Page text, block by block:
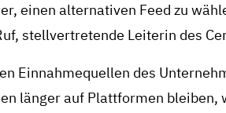
einen alternativen Feed zu
stellvertretende Leiterin des
Einnahmequellen des
länger auf Plattformen bleiben,